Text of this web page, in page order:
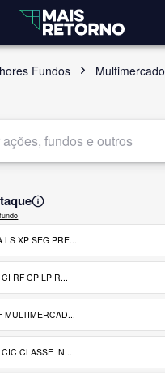
Fundos Multimercado
XP SEG PRE...
RF CP LP R...
CLASSE IN...